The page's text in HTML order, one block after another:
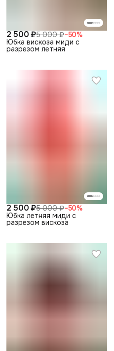
2 500 ₽5 000 ₽−50%
Юбка вискоза миди с
разрезом летняя
2 500 ₽5 000 ₽−50%
Юбка летняя миди с
разрезом вискоза